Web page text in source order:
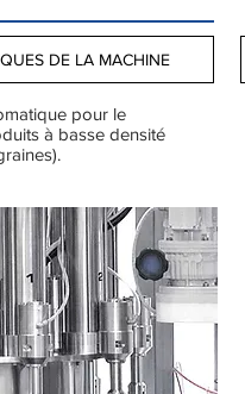
DE LA MACHINE
pour le
à basse densité